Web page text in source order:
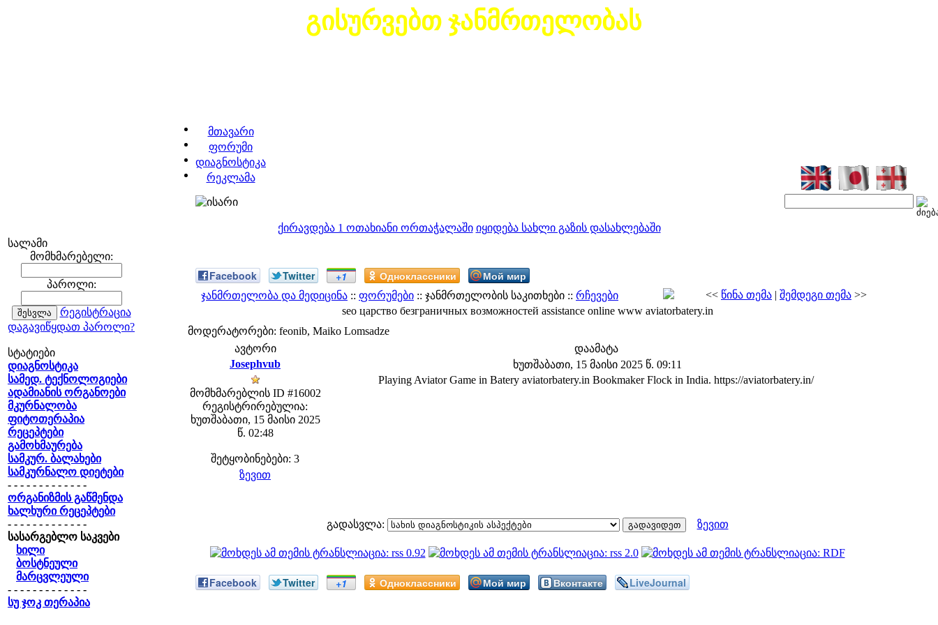
გისურვებთ ჯანმრთელობას
მთავარი
ფორუმი
დიაგნოსტიკა
რეკლამა
ქირავდება 1 ოთახიანი ორთაჭალაში იყიდება სახლი გაზის დასახლებაში
სალამი
მომხმარებელი:
პაროლი:
რეგისტრაცია
დაგავიწყდათ პაროლი?
სტატიები
დიაგნოსტიკა
სამედ. ტექნოლოგიები
ადამიანის ორგანოები
მკურნალობა
ფიტოთერაპია
რეცეპტები
გამოხმაურება
სამკურ. ბალახები
სამკურნალო დიეტები
- - - - - - - - - - - - -
ორგანიზმის გაწმენდა
ხალხური რეცეპტები
- - - - - - - - - - - - -
სასარგებლო საკვები
ხილი
ბოსტნეული
მარცვლეული
- - - - - - - - - - - - -
სუ ჯოკ თერაპია
Facebook Twitter +1 Одноклассники Мой мир
ჯანმრთელობა და მედიცინა :: ფორუმები :: ჯანმრთელობის საკითხები :: რჩევები << წინა თემა | შემდეგი თემა >>
seo царство безграничных возможностей assistance online www aviatorbatery.in
მოდერატორები: feonib, Maiko Lomsadze
ავტორი
დაამატა
Josephvub
ხუთშაბათი, 15 მაისი 2025 წ. 09:11
მომხმარებლის ID #16002
რეგისტრირებულია:
ხუთშაბათი, 15 მაისი 2025
წ. 02:48
შეტყობინებები: 3
Playing Aviator Game in Batery aviatorbatery.in Bookmaker Flock in India. https://aviatorbatery.in/
ზევით
გადასვლა: ზევით
Facebook Twitter +1 Одноклассники Мой мир Вконтакте LiveJournal